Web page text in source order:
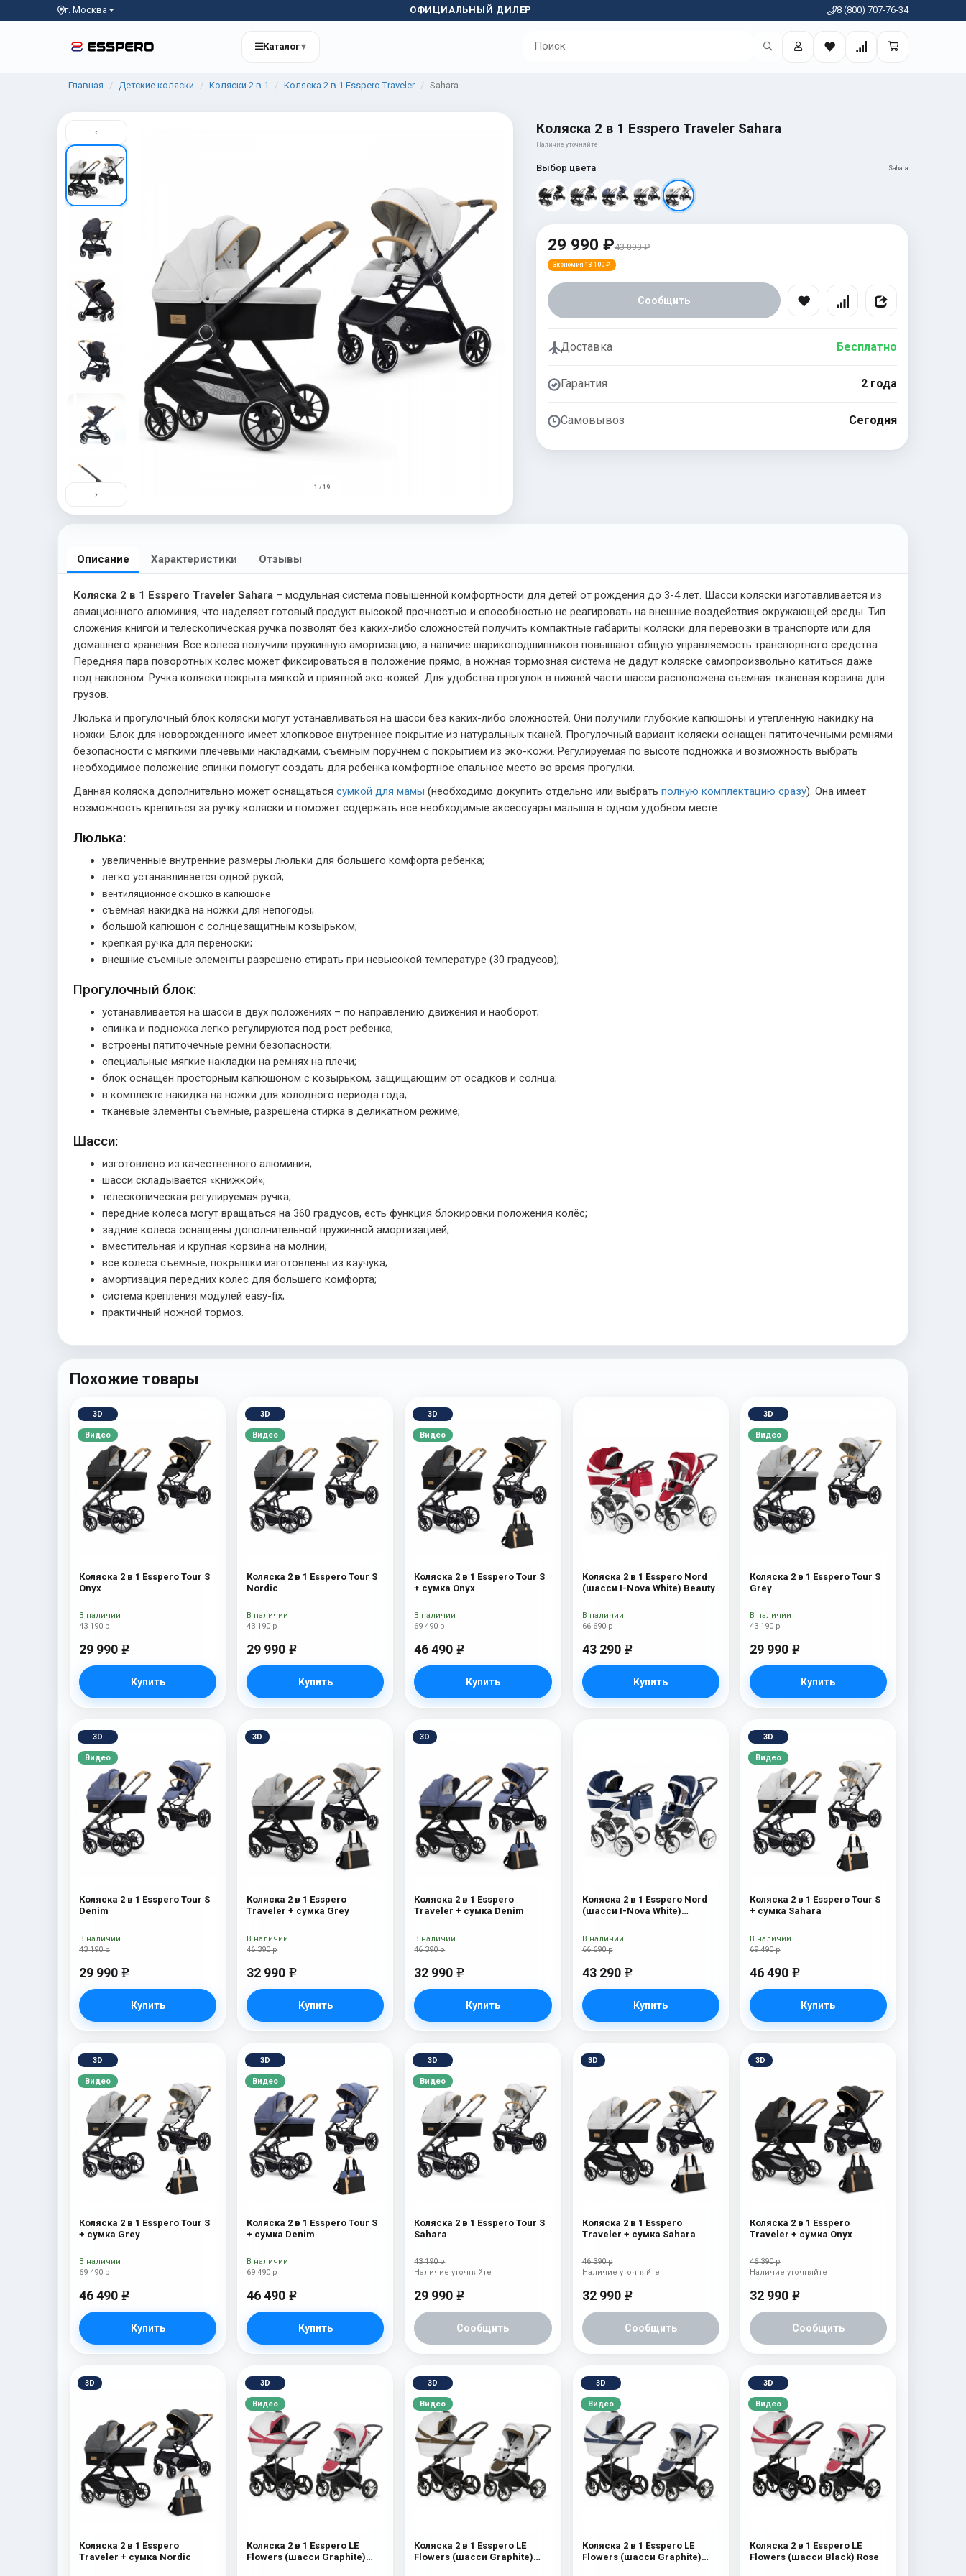
г. Москва ОФИЦИАЛЬНЫЙ ДИЛЕР 8 (800) 707-76-34
Каталог▾
Главная Детские коляски Коляски 2 в 1 Коляска 2 в 1 Esspero Traveler Sahara
‹
›
1 / 19
Коляска 2 в 1 Esspero Traveler Sahara
Наличие уточняйте
Выбор цвета Sahara
29 990 ₽43 090 ₽
Экономия 13 100 ₽
Сообщить
Доставка Бесплатно
Гарантия 2 года
Самовывоз Сегодня
Описание Характеристики Отзывы
Коляска 2 в 1 Esspero Traveler Sahara – модульная система повышенной комфортности для детей от рождения до 3-4 лет. Шасси коляски изготавливается из
авиационного алюминия, что наделяет готовый продукт высокой прочностью и способностью не реагировать на внешние воздействия окружающей среды. Тип
сложения книгой и телескопическая ручка позволят без каких-либо сложностей получить компактные габариты коляски для перевозки в транспорте или для
домашнего хранения. Все колеса получили пружинную амортизацию, а наличие шарикоподшипников повышают общую управляемость транспортного средства.
Передняя пара поворотных колес может фиксироваться в положение прямо, а ножная тормозная система не дадут коляске самопроизвольно катиться даже
под наклоном. Ручка коляски покрыта мягкой и приятной эко-кожей. Для удобства прогулок в нижней части шасси расположена съемная тканевая корзина для
грузов.
Люлька и прогулочный блок коляски могут устанавливаться на шасси без каких-либо сложностей. Они получили глубокие капюшоны и утепленную накидку на
ножки. Блок для новорожденного имеет хлопковое внутреннее покрытие из натуральных тканей. Прогулочный вариант коляски оснащен пятиточечными ремнями
безопасности с мягкими плечевыми накладками, съемным поручнем с покрытием из эко-кожи. Регулируемая по высоте подножка и возможность выбрать
необходимое положение спинки помогут создать для ребенка комфортное спальное место во время прогулки.
Данная коляска дополнительно может оснащаться сумкой для мамы (необходимо докупить отдельно или выбрать полную комплектацию сразу). Она имеет
возможность крепиться за ручку коляски и поможет содержать все необходимые аксессуары малыша в одном удобном месте.
Люлька:
увеличенные внутренние размеры люльки для большего комфорта ребенка;
легко устанавливается одной рукой;
вентиляционное окошко в капюшоне
съемная накидка на ножки для непогоды;
большой капюшон с солнцезащитным козырьком;
крепкая ручка для переноски;
внешние съемные элементы разрешено стирать при невысокой температуре (30 градусов);
Прогулочный блок:
устанавливается на шасси в двух положениях – по направлению движения и наоборот;
спинка и подножка легко регулируются под рост ребенка;
встроены пятиточечные ремни безопасности;
специальные мягкие накладки на ремнях на плечи;
блок оснащен просторным капюшоном с козырьком, защищающим от осадков и солнца;
в комплекте накидка на ножки для холодного периода года;
тканевые элементы съемные, разрешена стирка в деликатном режиме;
Шасси:
изготовлено из качественного алюминия;
шасси складывается «книжкой»;
телескопическая регулируемая ручка;
передние колеса могут вращаться на 360 градусов, есть функция блокировки положения колёс;
задние колеса оснащены дополнительной пружинной амортизацией;
вместительная и крупная корзина на молнии;
все колеса съемные, покрышки изготовлены из каучука;
амортизация передних колес для большего комфорта;
система крепления модулей easy-fix;
практичный ножной тормоз.
Похожие товары
3D
Видео
Коляска 2 в 1 Esspero Tour S
Onyx
43 190 р
29 990 e
Купить
В наличии
3D
Видео
Коляска 2 в 1 Esspero Tour S
Nordic
43 190 р
29 990 e
Купить
В наличии
3D
Видео
Коляска 2 в 1 Esspero Tour S
+ сумка Onyx
69 490 р
46 490 e
Купить
В наличии
Коляска 2 в 1 Esspero Nord
(шасси I-Nova White) Beauty
66 690 р
43 290 e
Купить
В наличии
3D
Видео
Коляска 2 в 1 Esspero Tour S
Grey
43 190 р
29 990 e
Купить
В наличии
3D
Видео
Коляска 2 в 1 Esspero Tour S
Denim
43 190 р
29 990 e
Купить
В наличии
3D
Коляска 2 в 1 Esspero
Traveler + сумка Grey
46 390 р
32 990 e
Купить
В наличии
3D
Коляска 2 в 1 Esspero
Traveler + сумка Denim
46 390 р
32 990 e
Купить
В наличии
Коляска 2 в 1 Esspero Nord
(шасси I-Nova White)
66 690 р
43 290 e
Купить
В наличии
3D
Видео
Коляска 2 в 1 Esspero Tour S
+ сумка Sahara
69 490 р
46 490 e
Купить
В наличии
3D
Видео
Коляска 2 в 1 Esspero Tour S
+ сумка Grey
69 490 р
46 490 e
Купить
В наличии
3D
Видео
Коляска 2 в 1 Esspero Tour S
+ сумка Denim
69 490 р
46 490 e
Купить
В наличии
3D
Видео
Коляска 2 в 1 Esspero Tour S
Sahara
43 190 р
29 990 e
Сообщить
Наличие уточняйте
3D
Коляска 2 в 1 Esspero
Traveler + сумка Sahara
46 390 р
32 990 e
Сообщить
Наличие уточняйте
3D
Коляска 2 в 1 Esspero
Traveler + сумка Onyx
46 390 р
32 990 e
Сообщить
Наличие уточняйте
3D
Коляска 2 в 1 Esspero
Traveler + сумка Nordic
3D
Видео
Коляска 2 в 1 Esspero LE
Flowers (шасси Graphite)
3D
Видео
Коляска 2 в 1 Esspero LE
Flowers (шасси Graphite)
3D
Видео
Коляска 2 в 1 Esspero LE
Flowers (шасси Graphite)
3D
Видео
Коляска 2 в 1 Esspero LE
Flowers (шасси Black) Rose